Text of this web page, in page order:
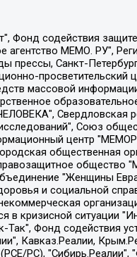
Карезина Инна Павловна, Кильтау Екатерина Викторовна, Петров Алексей Викторович, Пискунов Сергей Евгеньевич, Смирнов Сергей Сергеевич, Тихонов Михаил Сергеевич, Общество с ограниченной ответственностью "ЖУРНАЛИСТ-ИНОСТРАННЫЙ АГЕНТ", Арапова Галина Юрьевна, Вольтская Татьяна Анатольевна, Американская компания "Mason G.E.S. Anonymous Foundation" (США), являющаяся владельцем интернет-издания https://mnews.world/, Компания "Stichting Bellingcat", зарегистрированная в Нидерландах (дата регистрации 11.07.2018), Захаров Андрей Вячеславович, Клепиковская Екатерина Дмитриевна, Общество с ограниченной ответственностью "МЕМО", Перл Роман Александрович, Симонов Евгений Алексеевич, Соловьева Елена Анатольевна, Сотников Даниил Владимирович, Сурначева Елизавета Дмитриевна, Автономная некоммерческая организация по защите прав человека и информированию населения "Якутия – Наше Мнение", Общество с ограниченной ответственностью "Москоу диджитал медиа", с 26.01.2023 Общество с ограниченной ответственностью "Чайка Белые сады", Ветошкина Валерия Валерьевна, Заговора Максим Александрович, Межрегиональное общественное движение "Российская ЛГБТ - сеть", Оленичев Максим Владимирович, Павлов Иван Юрьевич, Скворцова Елена Сергеевна, Общество с ограниченной ответственностью "Как бы инагент", Кочетков Игорь Викторович, Общество с ограниченной ответственностью "Честные выборы", Еланчик Олег Александрович, Общество с